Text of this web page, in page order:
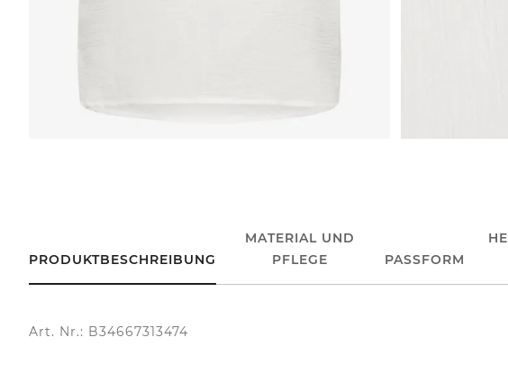
PRODUKTBESCHREIBUNG
MATERIAL UND
PFLEGE
PASSFORM
Art. Nr.: B34667313474